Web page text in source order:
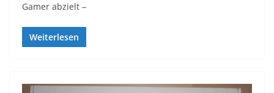
Gamer abzielt –
Weiterlesen